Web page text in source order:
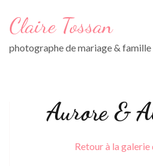
(Pressez
Claire Tossan
photographe de mariage & famille
Aurore &
Retour à la